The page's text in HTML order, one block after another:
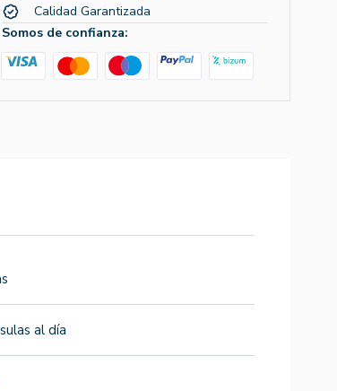
Calidad Garantizada
Somos de confianza:
al día